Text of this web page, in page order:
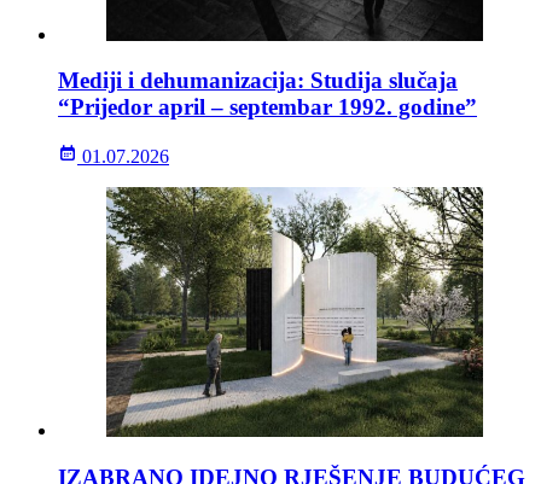
Mediji i dehumanizacija: Studija slučaja
“Prijedor april – septembar 1992. godine”
01.07.2026
IZABRANO IDEJNO RJEŠENJE BUDUĆEG